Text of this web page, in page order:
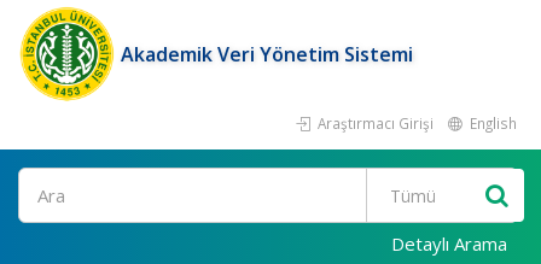
Akademik Veri Yönetim Sistemi
Araştırmacı Girişi English
Ara
Detaylı Arama